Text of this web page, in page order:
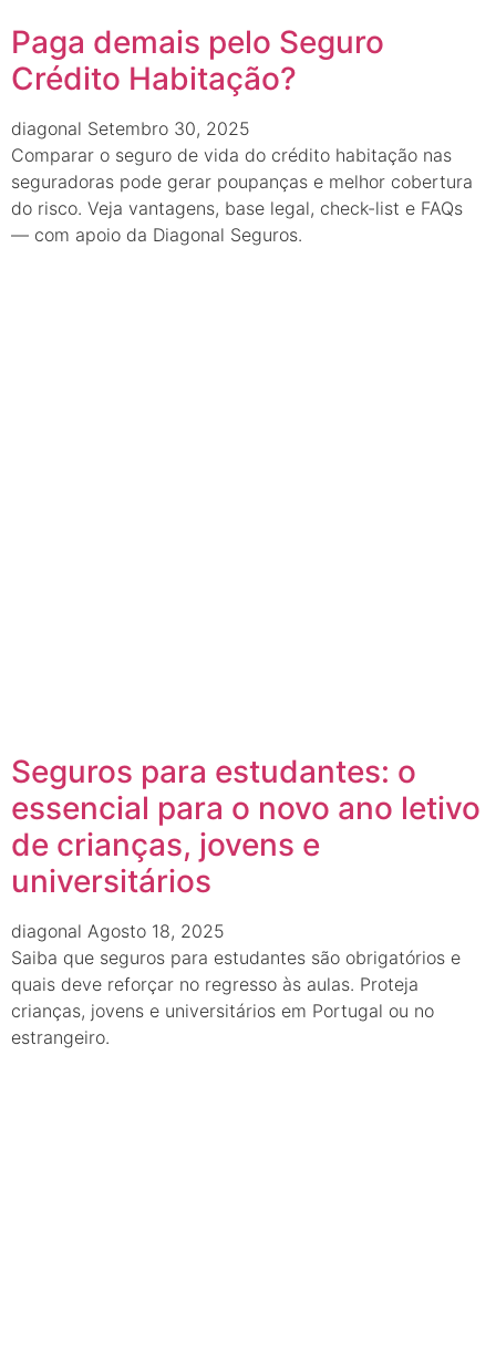
Paga demais pelo Seguro
Crédito Habitação?
diagonal Setembro 30, 2025
Comparar o seguro de vida do crédito habitação nas
seguradoras pode gerar poupanças e melhor cobertura
do risco. Veja vantagens, base legal, check-list e FAQs
— com apoio da Diagonal Seguros.
Seguros para estudantes: o
essencial para o novo ano letivo
de crianças, jovens e
universitários
diagonal Agosto 18, 2025
Saiba que seguros para estudantes são obrigatórios e
quais deve reforçar no regresso às aulas. Proteja
crianças, jovens e universitários em Portugal ou no
estrangeiro.